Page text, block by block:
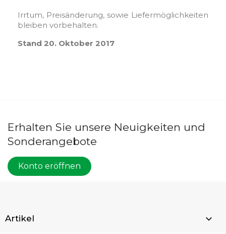
Irrtum, Preisänderung, sowie Liefermöglichkeiten
bleiben vorbehalten.
Stand 20. Oktober 2017
Erhalten Sie unsere Neuigkeiten und
Sonderangebote
Konto eröffnen
Artikel 